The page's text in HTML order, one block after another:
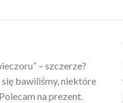
w 10 – nie tylko
przyjemne uczucie
Kupuję już 3 raz i na